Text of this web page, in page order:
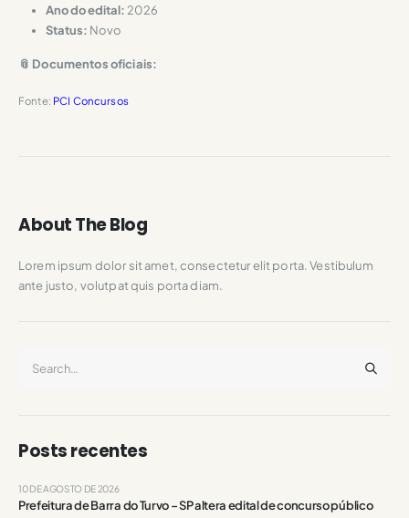
Ano do edital: 2026
Status: Novo
📎 Documentos oficiais:
Fonte: PCI Concursos
About The Blog
Lorem ipsum dolor sit amet, consectetur elit porta. Vestibulum
ante justo, volutpat quis porta diam.
Posts recentes
Prefeitura de Barra do Turvo – SP altera edital de concurso público
10 DE AGOSTO DE 2026